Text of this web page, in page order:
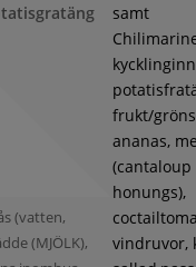
(vatten,
(MJÖLK),
samt
frukt/
ananas,
(cantaloup
honungs),
vindruvor,